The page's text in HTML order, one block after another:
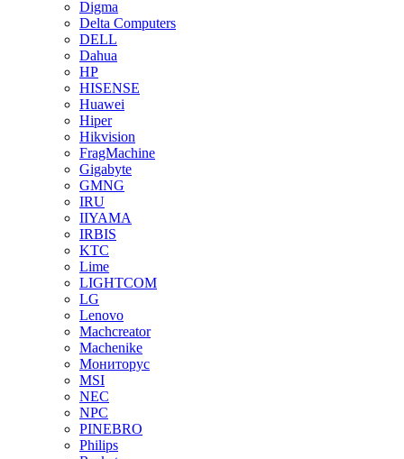
Digma
Delta Computers
DELL
Dahua
HP
HISENSE
Huawei
Hiper
Hikvision
FragMachine
Gigabyte
GMNG
IRU
IIYAMA
IRBIS
KTC
Lime
LIGHTCOM
LG
Lenovo
Machcreator
Machenike
Мониторус
MSI
NEC
NPC
PINEBRO
Philips